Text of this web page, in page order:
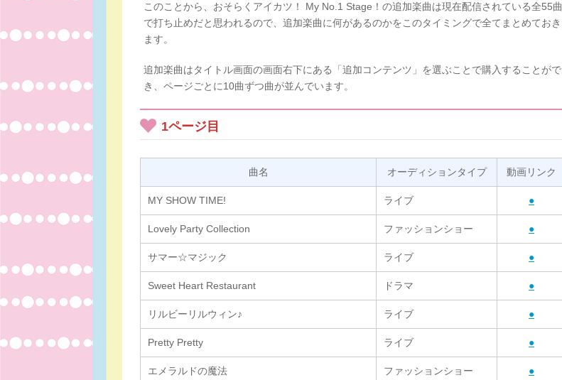
このことから、おそらくアイカツ！ My No.1 Stage！の追加楽曲は現在配信されている全55曲
で打ち止めだと思われるので、追加楽曲に何があるのかをこのタイミングで全てまとめておき
ます。
追加楽曲はタイトル画面の画面右下にある「追加コンテンツ」を選ぶことで購入することがで
き、ページごとに10曲ずつ曲が並んでいます。
1ページ目
曲名 オーディションタイプ 動画リンク
MY SHOW TIME! ライブ ●
Lovely Party Collection ファッションショー ●
サマー☆マジック ライブ ●
Sweet Heart Restaurant ドラマ ●
リルビーリルウィン♪ ライブ ●
Pretty Pretty ライブ ●
エメラルドの魔法 ファッションショー ●